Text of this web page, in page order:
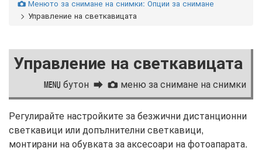
C Менюто за снимане на снимки: Опции за снимане
Управление на светкавицата
Управление на светкавицата
G бутон C меню за снимане на снимки
Регулирайте настройките за безжични дистанционни
светкавици или допълнителни светкавици,
монтирани на обувката за аксесоари на фотоапарата.